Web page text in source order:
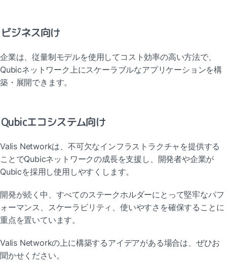
ビジネス向け
企業は、従量制モデルを使用してコスト効率の高い方法で、
Qubicネットワーク上にスケーラブルなアプリケーションを構
築・展開できます。
Qubicエコシステム向け
Valis Networkは、不可欠なインフラストラクチャを提供する
ことでQubicネットワークの成長を支援し、開発者や企業が
Qubicを採用し使用しやすくします。
開発が続く中、すべてのステークホルダーにとって堅牢なパフ
ォーマンス、スケーラビリティ、使いやすさを確保することに
重点を置いています。
Valis Networkの上に構築するアイデアがある場合は、ぜひお
聞かせください。